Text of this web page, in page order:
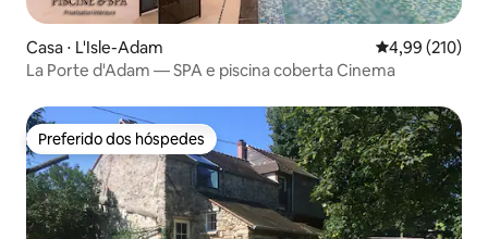
Casa ⋅ L'Isle-Adam 4,99 de uma
4,99 (210)
La Porte d'Adam — SPA e piscina coberta Cinema
Preferido dos hóspedes
Preferido dos hóspedes